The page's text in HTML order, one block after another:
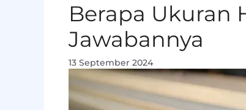
Berapa Ukuran
Jawabannya
13 September 2024